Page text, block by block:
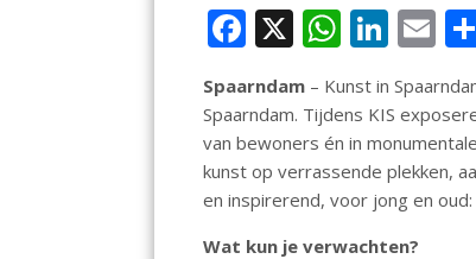
F
ac
e
b
o
o
X W
h
at
s
A
p
Li
n
k
e
dI
n
E
m
ai
l
Spaarndam – Kunst in
Spaarndam. Tijdens KIS
van bewoners én in
kunst op verrassende plekken,
en inspirerend, voor jong en
Wat kun je verwachten?